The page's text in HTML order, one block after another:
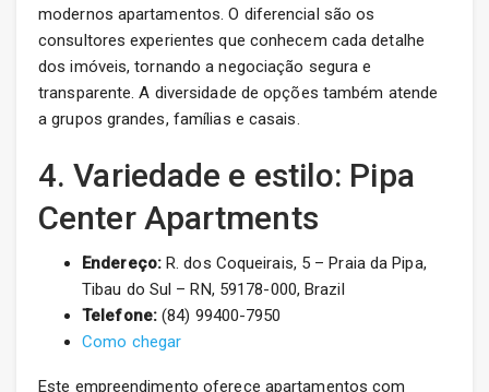
modernos apartamentos. O diferencial são os
consultores experientes que conhecem cada detalhe
dos imóveis, tornando a negociação segura e
transparente. A diversidade de opções também atende
a grupos grandes, famílias e casais.
4. Variedade e estilo: Pipa
Center Apartments
Endereço:R. dos Coqueirais, 5 – Praia da Pipa,
Tibau do Sul – RN, 59178-000, Brazil
Telefone:(84) 99400-7950
Como chegar
Este empreendimento oferece apartamentos com